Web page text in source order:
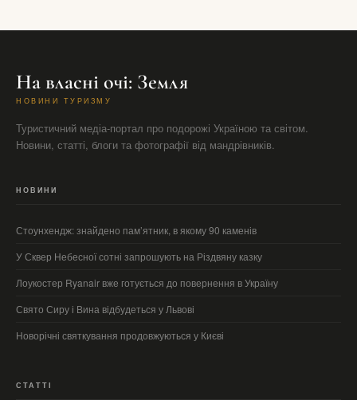
На власні очі: Земля
НОВИНИ ТУРИЗМУ
Туристичний медіа-портал про подорожі Україною та світом.
Новини, статті, блоги та фотографії від мандрівників.
НОВИНИ
Стоунхендж: знайдено пам’ятник, в якому 90 каменів
У Сквер Небесної сотні запрошують на Різдвяну казку
Лоукостер Ryanair вже готується до повернення в Україну
Свято Сиру і Вина відбудеться у Львові
Новорічні святкування продовжуються у Києві
СТАТТІ